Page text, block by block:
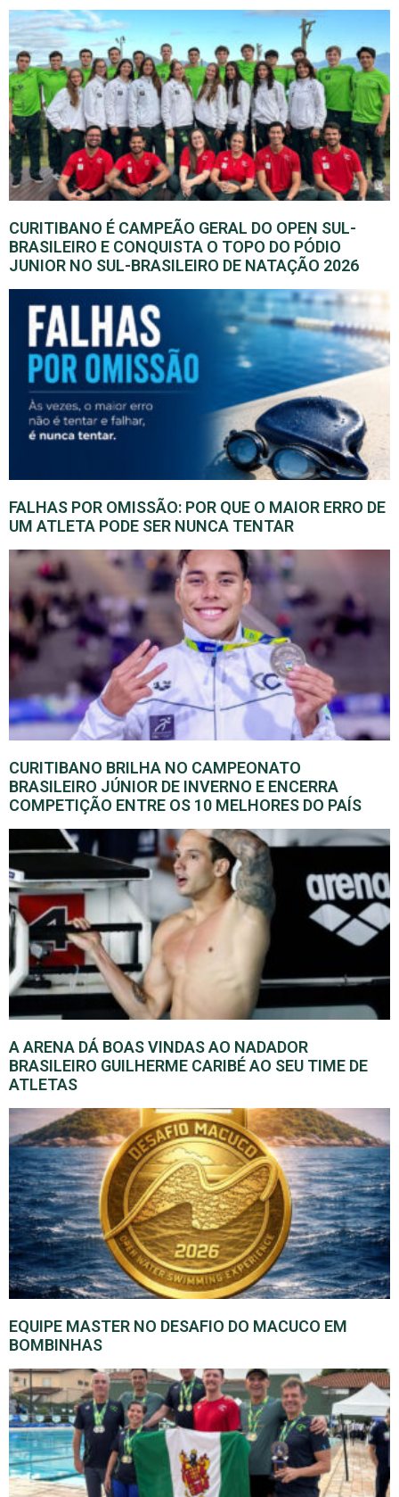
CURITIBANO É CAMPEÃO GERAL DO OPEN SUL-
BRASILEIRO E CONQUISTA O TOPO DO PÓDIO
JUNIOR NO SUL-BRASILEIRO DE NATAÇÃO 2026
FALHAS POR OMISSÃO: POR QUE O MAIOR ERRO DE
UM ATLETA PODE SER NUNCA TENTAR
CURITIBANO BRILHA NO CAMPEONATO
BRASILEIRO JÚNIOR DE INVERNO E ENCERRA
COMPETIÇÃO ENTRE OS 10 MELHORES DO PAÍS
A ARENA DÁ BOAS VINDAS AO NADADOR
BRASILEIRO GUILHERME CARIBÉ AO SEU TIME DE
ATLETAS
EQUIPE MASTER NO DESAFIO DO MACUCO EM
BOMBINHAS